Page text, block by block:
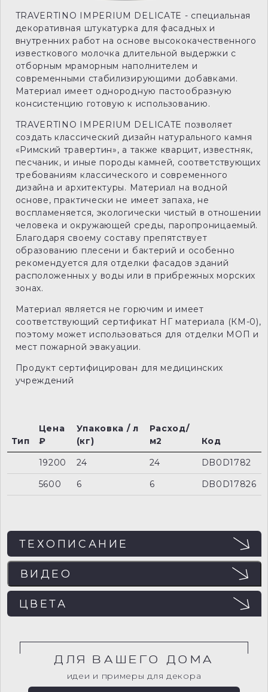
TRAVERTINO IMPERIUM DELICATE - специальная
декоративная штукатурка для фасадных и
внутренних работ на основе высококачественного
известкового молочка длительной выдержки с
отборным мраморным наполнителем и
современными стабилизирующими добавками.
Материал имеет однородную пастообразную
консистенцию готовую к использованию.
TRAVERTINO IMPERIUM DELICATE позволяет
создать классический дизайн натурального камня
«Римский травертин», а также кварцит, известняк,
песчаник, и иные породы камней, соответствующих
требованиям классического и современного
дизайна и архитектуры. Материал на водной
основе, практически не имеет запаха, не
воспламеняется, экологически чистый в отношении
человека и окружающей среды, паропроницаемый.
Благодаря своему составу препятствует
образованию плесени и бактерий и особенно
рекомендуется для отделки фасадов зданий
расположенных у воды или в прибрежных морских
зонах.
Материал является не горючим и имеет
соответствующий сертификат НГ материала (КМ-0),
поэтому может использоваться для отделки МОП и
мест пожарной эвакуации.
Продукт сертифицирован для медицинских
учреждений
Тип
Цена
₽
Упаковка / л
(кг)
Расход/
м2
Код
19200
24 24
DB0D1782
5600
6 6 DB0D17826
ТЕХОПИСАНИЕ
ВИДЕО
ЦВЕТА
ДЛЯ ВАШЕГО ДОМА
идеи и примеры для декора